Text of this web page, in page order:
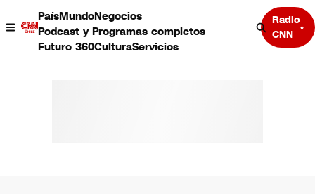
PaísMundoNegocios
Podcast y Programas completos
Futuro 360CulturaServicios
Radio
CNN